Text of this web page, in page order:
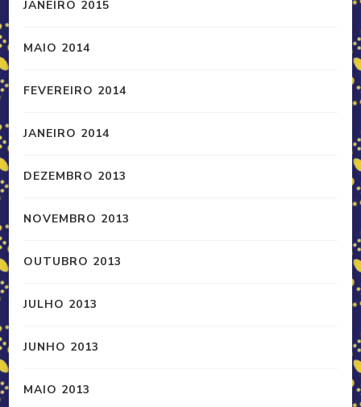
JANEIRO 2015
MAIO 2014
FEVEREIRO 2014
JANEIRO 2014
DEZEMBRO 2013
NOVEMBRO 2013
OUTUBRO 2013
JULHO 2013
JUNHO 2013
MAIO 2013